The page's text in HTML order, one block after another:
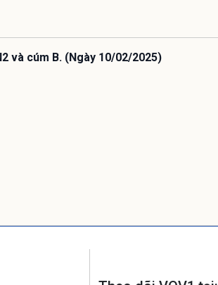
và cúm B. (Ngày 10/02/2025)